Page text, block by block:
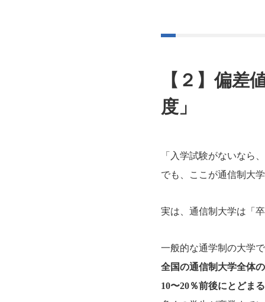
【２】偏
度」
「入学試験がないなら
でも、ここが通信制大
実は、通信制大学は「
一般的な通学制の大学
全国の通信制大学全体
10〜20％前後にとどまる